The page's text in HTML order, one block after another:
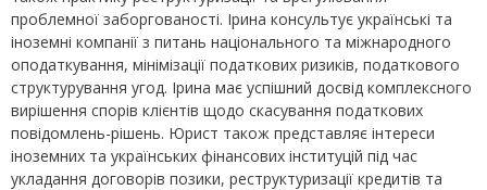
проблемної заборгованості. Ірина консультує українські та
іноземні компанії з питань національного та міжнародного
оподаткування, мінімізації податкових ризиків, податкового
структурування угод. Ірина має успішний досвід комплексного
вирішення спорів клієнтів щодо скасування податкових
повідомлень-рішень. Юрист також представляє інтереси
іноземних та українських фінансових інституцій під час
укладання договорів позики, реструктуризації кредитів та